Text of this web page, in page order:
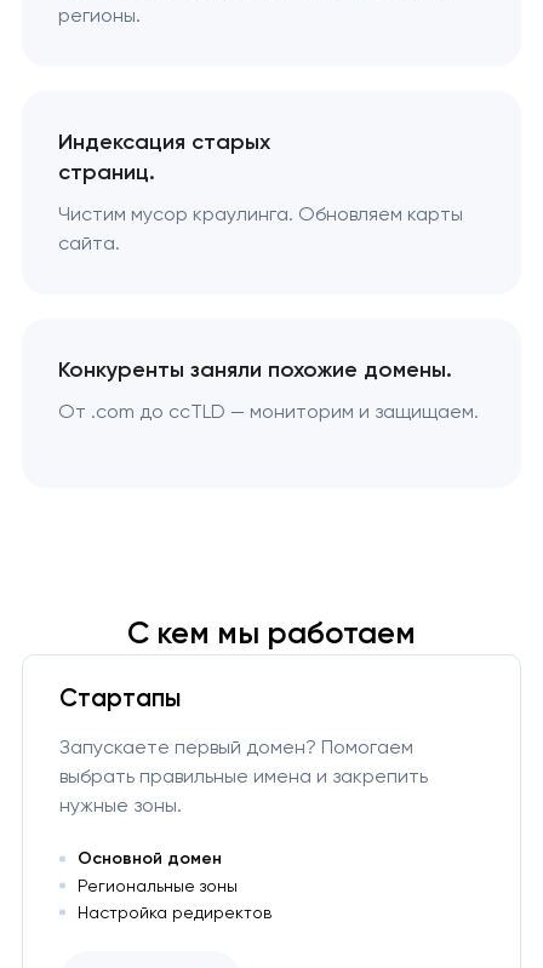
регионы.
Индексация старых
страниц.
Чистим мусор краулинга. Обновляем карты
сайта.
Конкуренты заняли похожие домены.
От .com до ccTLD — мониторим и защищаем.
С кем мы работаем
Стартапы
Запускаете первый домен? Помогаем
выбрать правильные имена и закрепить
нужные зоны.
Основной домен
Региональные зоны
Настройка редиректов